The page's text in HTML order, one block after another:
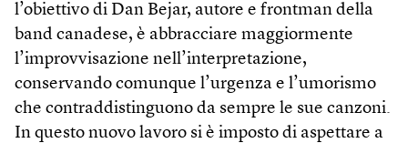
l’obiettivo di Dan Bejar, autore e frontman della
band canadese, è abbracciare maggiormente
l’improvvisazione nell’interpretazione,
conservando comunque l’urgenza e l’umorismo
che contraddistinguono da sempre le sue canzoni.
In questo nuovo lavoro si è imposto di aspettare a